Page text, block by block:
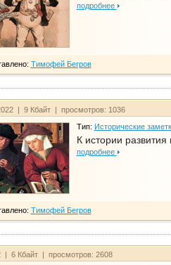
подробнее
Тимофей Бегров
| 9 Кбайт | просмотров: 1036
Тип: Исторические
К истории
подробнее
Тимофей Бегров
| 6 Кбайт | просмотров: 2608